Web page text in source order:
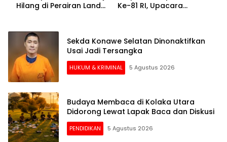
Hilang di Perairan Lande
Ke-81 RI, Upacara
Sekda Konawe Selatan Dinonaktifkan
Usai Jadi Tersangka
HUKUM & KRIMINAL 5 Agustus 2026
Budaya Membaca di Kolaka Utara
Didorong Lewat Lapak Baca dan Diskusi
PENDIDIKAN 5 Agustus 2026